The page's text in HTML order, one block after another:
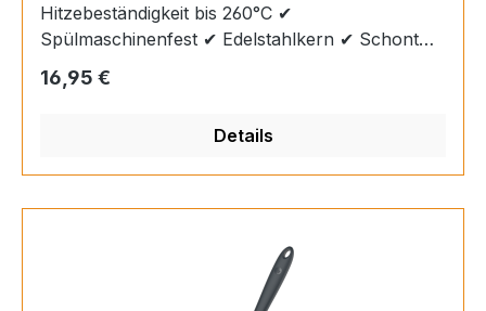
Hitzebeständigkeit bis 260°C ✔
Spülmaschinenfest ✔ Edelstahlkern ✔ Schont
Schüsseln Design-Wender XL - Der Profi für
klassischen Modelle ist der Design-Wender XL
Omlettes oder Fisch beliebt. Maße: 31cm: Die
perfekte Größe für einfaches Wenden in
verschiedenen Pfannen und Töpfen.
Regulärer Preis:
16,95 €
Details